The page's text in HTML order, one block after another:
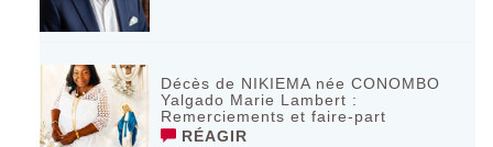
Décès de NIKIEMA née CONOMBO
Yalgado Marie Lambert :
Remerciements et faire-part
RÉAGIR